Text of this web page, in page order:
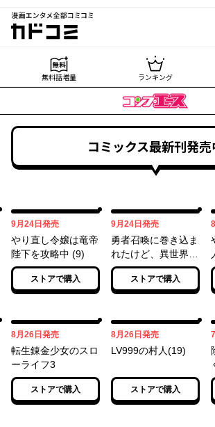
漫画エンタメ全部コミコミ
カドコミ
無料話増量 ランキング
コミックス最新刊発売
9月24日 09月24日
発売
やり直し令嬢は竜帝
陛下を攻略中 (9)
ストアで購入
9月24日 09月24日
発売
勇者召喚に巻き込ま
れたけど、異世界は
平和でした （１
ストアで購入
8月26日 08月26日
発売
転生錬金少女のスロ
ーライフ3
ストアで購入
8月26日 08月26日
発売
LV999の村人(19)
ストアで購入